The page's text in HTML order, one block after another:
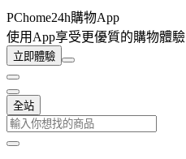
PChome24h購物App
使用App享受更優質的購物體驗
立即體驗
全站